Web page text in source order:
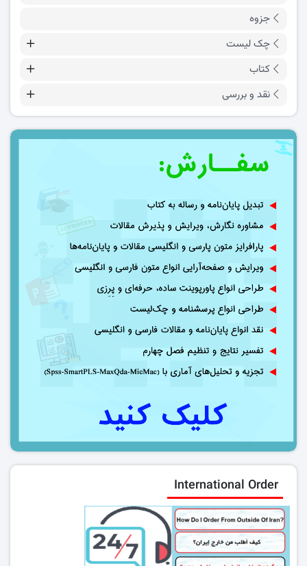
جزوه
چک لیست
کتاب
نقد و بررسی
International Order